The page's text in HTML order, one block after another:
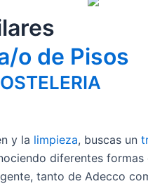
o de Pisos
y la limpieza, buscas un
diferentes
tanto de Adecco